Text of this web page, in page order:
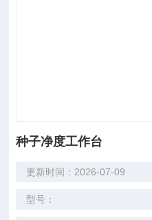
种子净度工作台
更新时间：2026-07-09
型号：